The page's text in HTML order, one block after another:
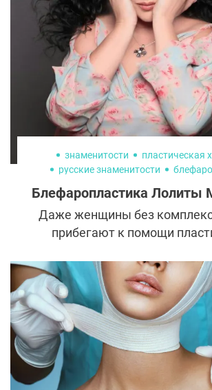
знаменитости
пластическая
русские знаменитости
Блефаропластика Лолиты
Даже женщины без
прибегают к помощи
роскошная певица Лолита
Только посмотрите, как
проведенная
преобразила звезду!